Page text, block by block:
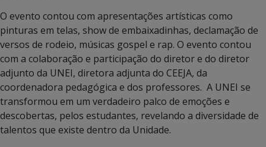
O evento contou com apresentações artísticas como
pinturas em telas, show de embaixadinhas, declamação de
versos de rodeio, músicas gospel e rap. O evento contou
com a colaboração e participação do diretor e do diretor
adjunto da UNEI, diretora adjunta do CEEJA, da
coordenadora pedagógica e dos professores. A UNEI se
transformou em um verdadeiro palco de emoções e
descobertas, pelos estudantes, revelando a diversidade de
talentos que existe dentro da Unidade.